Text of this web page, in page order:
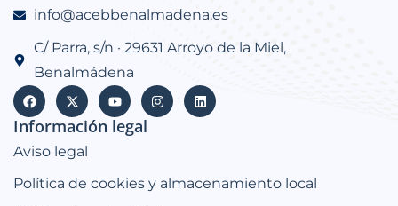
info@acebbenalmadena.es
C/ Parra, s/n · 29631 Arroyo de la Miel,
Benalmádena
Información legal
Aviso legal
Política de cookies y almacenamiento local